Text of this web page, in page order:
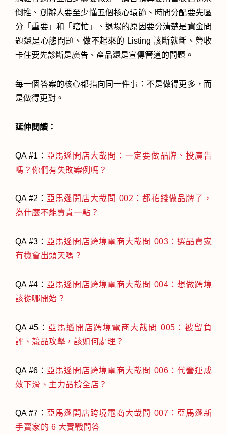
倒推、創辦人要至少懂五個核心環節、時間分配要先區
分「重要」和「瞎忙」、退場的原因要分清楚是資金問
題還是心態問題、做不起來的 Listing 該斷就斷、營收
卡住要先診斷是廣告、產品還是宣傳管道的問題。
每一個答案的核心都指向同一件事：不是做得更多，而
是做得更對。
延伸閱讀：
QA #1： 亞馬遜開店大哉問：一定要做品牌、投廣告
嗎？你們有失敗案例嗎？
QA #2： 亞馬遜開店大哉問 002：都花錢做品牌了，
為什麼不能賣貴一點？
QA #3： 亞馬遜開店跨境電商大哉問 003：選品賣家
有機會出頭天嗎？
QA #4： 亞馬遜開店跨境電商大哉問 004：想做跨境
該從哪開始？
QA #5： 亞馬遜開店跨境電商大哉問 005：被留負
評、競品攻擊，該如何處理？
QA #6： 亞馬遜開店跨境電商大哉問 006：代營運成
效下滑、主力品撐全店？
QA #7： 亞馬遜開店跨境電商大哉問 007：亞馬遜新
手賣家的 6 大實戰問答